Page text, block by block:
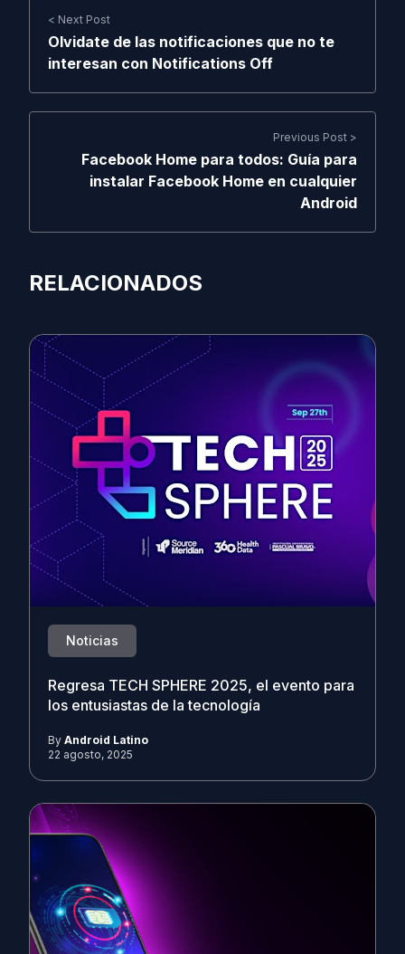
< Next Post
Olvidate de las notificaciones que no te
interesan con Notifications Off
Previous Post >
Facebook Home para todos: Guía para
instalar Facebook Home en cualquier
Android
RELACIONADOS
Noticias
Regresa TECH SPHERE 2025, el evento para
los entusiastas de la tecnología
By Android Latino
22 agosto, 2025